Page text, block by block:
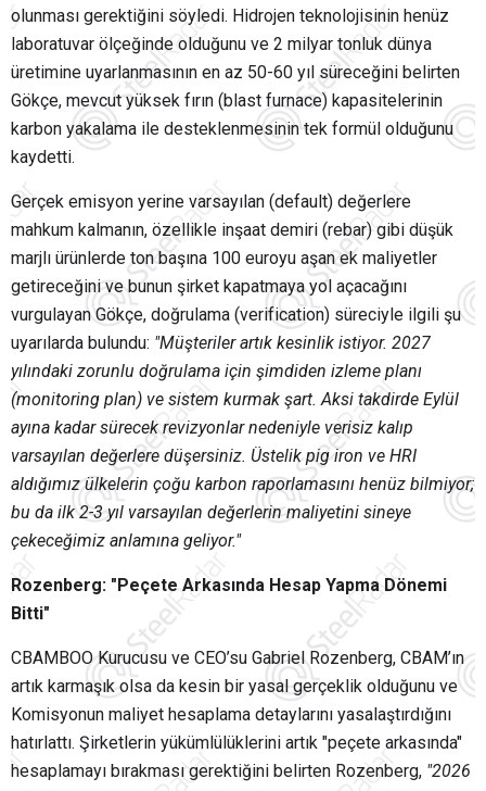
olunması gerektiğini söyledi. Hidrojen teknolojisinin henüz
laboratuvar ölçeğinde olduğunu ve 2 milyar tonluk dünya
üretimine uyarlanmasının en az 50-60 yıl süreceğini belirten
Gökçe, mevcut yüksek fırın (blast furnace) kapasitelerinin
karbon yakalama ile desteklenmesinin tek formül olduğunu
kaydetti.
Gerçek emisyon yerine varsayılan (default) değerlere
mahkum kalmanın, özellikle inşaat demiri (rebar) gibi düşük
marjlı ürünlerde ton başına 100 euroyu aşan ek maliyetler
getireceğini ve bunun şirket kapatmaya yol açacağını
vurgulayan Gökçe, doğrulama (verification) süreciyle ilgili şu
uyarılarda bulundu: "Müşteriler artık kesinlik istiyor. 2027
yılındaki zorunlu doğrulama için şimdiden izleme planı
(monitoring plan) ve sistem kurmak şart. Aksi takdirde Eylül
ayına kadar sürecek revizyonlar nedeniyle verisiz kalıp
varsayılan değerlere düşersiniz. Üstelik pig iron ve HRI
aldığımız ülkelerin çoğu karbon raporlamasını henüz bilmiyor;
bu da ilk 2-3 yıl varsayılan değerlerin maliyetini sineye
çekeceğimiz anlamına geliyor."
Rozenberg: "Peçete Arkasında Hesap Yapma Dönemi
Bitti"
CBAMBOO Kurucusu ve CEO’su Gabriel Rozenberg, CBAM’ın
artık karmaşık olsa da kesin bir yasal gerçeklik olduğunu ve
Komisyonun maliyet hesaplama detaylarını yasalaştırdığını
hatırlattı. Şirketlerin yükümlülüklerini artık "peçete arkasında"
hesaplamayı bırakması gerektiğini belirten Rozenberg, "2026